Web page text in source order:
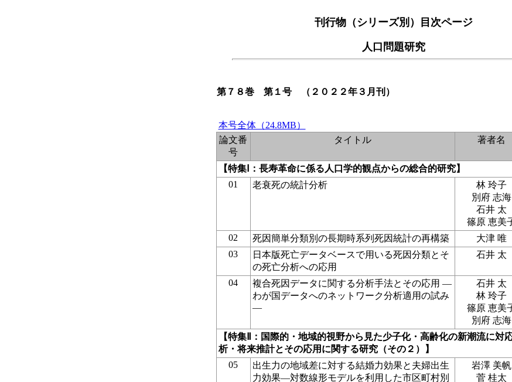
刊行物（シリーズ別）目次ページ
人口問題研究
第７８巻 第１号 （２０２２年３月刊）
本号全体（24.8MB）
論文番
号
タイトル 著者名
【特集Ⅰ：長寿革命に係る人口学的観点からの総合的研究】
01
老衰死の統計分析
林 玲子
別府 志海
石井 太
篠原 恵美
02 死因簡単分類別の長期時系列死因統計の再構築 大津 唯
03
日本版死亡データベースで用いる死因分類とそ
の死亡分析への応用
石井 太
04
複合死因データに関する分析手法とその応用 ―
わが国データへのネットワーク分析適用の試み
―
石井 太
林 玲子
篠原 恵美
別府 志海
【特集Ⅱ：国際的・地域的視野から見た少子化・高齢化の新潮流に対
析・将来推計とその応用に関する研究（その２）】
05
出生力の地域差に対する結婚力効果と夫婦出生
力効果―対数線形モデルを利用した市区町村別
岩澤 美帆
菅 桂太